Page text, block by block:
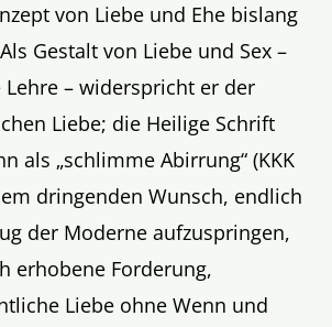
von Liebe und Ehe bislang
Gestalt von Liebe und Sex –
– widerspricht er der
Liebe; die Heilige Schrift
als „schlimme Abirrung“ (KKK
dringenden Wunsch, endlich
der Moderne aufzuspringen,
erhobene Forderung,
Liebe ohne Wenn und